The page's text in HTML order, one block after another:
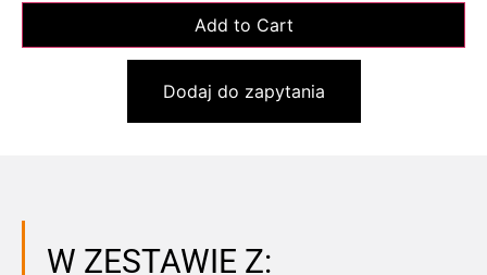
Dodaj do zapytania
W ZESTAWIE Z: